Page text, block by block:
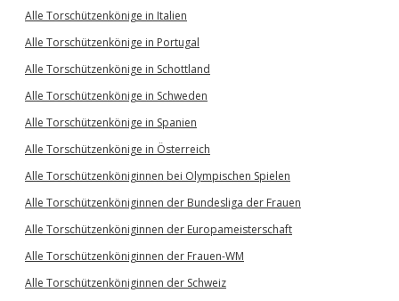
Alle Torschützenkönige in Italien
Alle Torschützenkönige in Portugal
Alle Torschützenkönige in Schottland
Alle Torschützenkönige in Schweden
Alle Torschützenkönige in Spanien
Alle Torschützenkönige in Österreich
Alle Torschützenköniginnen bei Olympischen Spielen
Alle Torschützenköniginnen der Bundesliga der Frauen
Alle Torschützenköniginnen der Europameisterschaft
Alle Torschützenköniginnen der Frauen-WM
Alle Torschützenköniginnen der Schweiz